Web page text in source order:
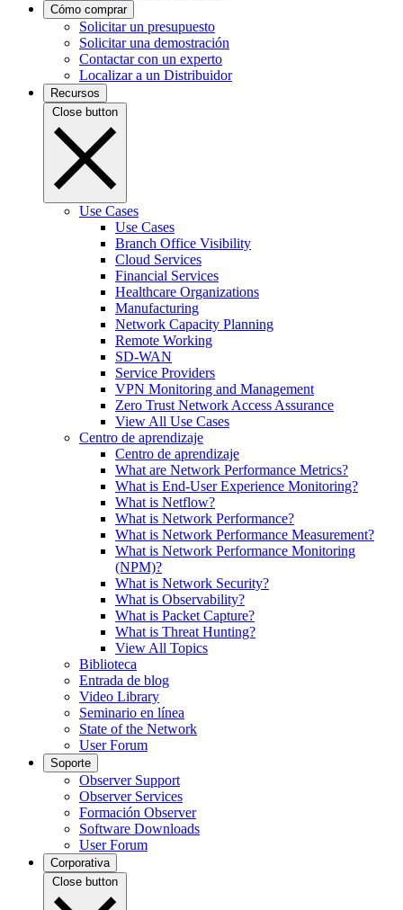
Cómo comprar
Solicitar un presupuesto
Solicitar una demostración
Contactar con un experto
Localizar a un Distribuidor
Recursos
Close button
Use Cases
Use Cases
Branch Office Visibility
Cloud Services
Financial Services
Healthcare Organizations
Manufacturing
Network Capacity Planning
Remote Working
SD-WAN
Service Providers
VPN Monitoring and Management
Zero Trust Network Access Assurance
View All Use Cases
Centro de aprendizaje
Centro de aprendizaje
What are Network Performance Metrics?
What is End-User Experience Monitoring?
What is Netflow?
What is Network Performance?
What is Network Performance Measurement?
What is Network Performance Monitoring
(NPM)?
What is Network Security?
What is Observability?
What is Packet Capture?
What is Threat Hunting?
View All Topics
Biblioteca
Entrada de blog
Video Library
Seminario en línea
State of the Network
User Forum
Soporte
Observer Support
Observer Services
Formación Observer
Software Downloads
User Forum
Corporativa
Close button